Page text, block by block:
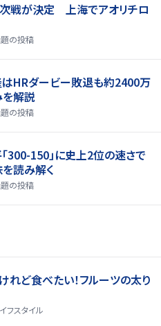
次戦が決定 上海でアオリチロ
の投稿
はHRダービー敗退も約2400万
解説
の投稿
300-150」に史上2位の速さで
読み解く
の投稿
れど食べたい！フルーツの太り
フスタイル